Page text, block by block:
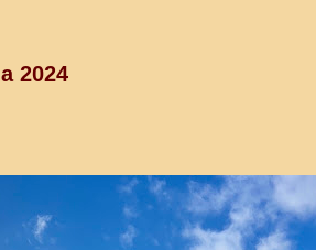
2024